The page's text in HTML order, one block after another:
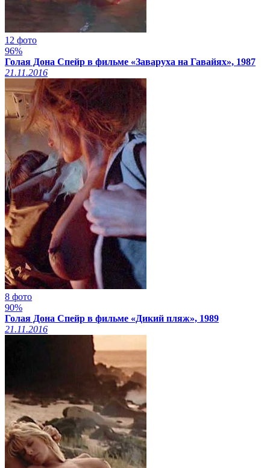
12 фото
96%
Голая Дона Спейр в фильме «Заваруха на Гавайях», 1987
21.11.2016
8 фото
90%
Голая Дона Спейр в фильме «Дикий пляж», 1989
21.11.2016